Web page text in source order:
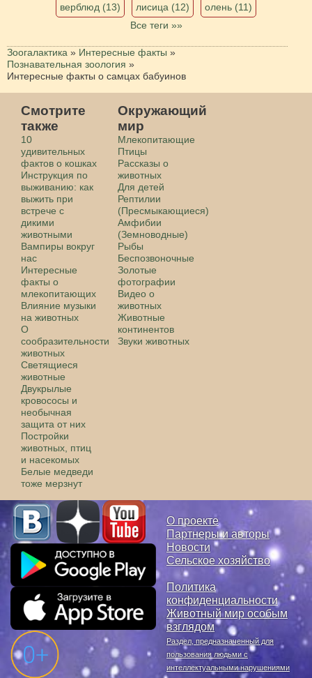
верблюд (13) лисица (12)
олень (11)
Все теги »»
Зоогалактика » Интересные факты »
Познавательная зоология »
Интересные факты о самцах бабуинов
Смотрите
также
10
удивительных
фактов о кошках
Инструкция по
выживанию: как
выжить при
встрече с
дикими
животными
Вампиры вокруг
нас
Интересные
факты о
млекопитающих
Влияние музыки
на животных
О
сообразительности
животных
Светящиеся
животные
Двукрылые
кровососы и
необычная
защита от них
Постройки
животных, птиц
и насекомых
Белые медведи
тоже мерзнут
Окружающий
мир
Млекопитающие
Птицы
Рассказы о
животных
Для детей
Рептилии
(Пресмыкающиеся)
Амфибии
(Земноводные)
Рыбы
Беспозвоночные
Золотые
фотографии
Видео о
животных
Животные
континентов
Звуки животных
О проекте
Партнеры и авторы
Новости
Сельское хозяйство
Политика
конфиденциальности
Животный мир особым
взглядом
Раздел, предназначенный для
пользования людьми с
интеллектуальными нарушениями